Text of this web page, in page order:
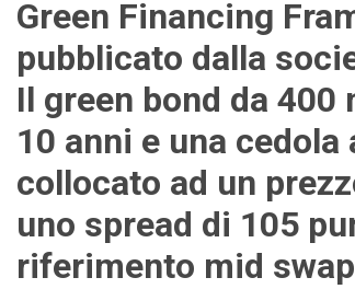
Green Financing
pubblicato dalla
Il green bond da
10 anni e una cedola
collocato ad un
uno spread di 105
riferimento mid